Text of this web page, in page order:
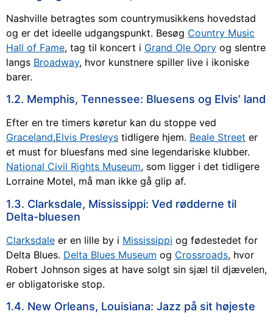
Nashville betragtes som countrymusikkens hovedstad
og er det ideelle udgangspunkt. Besøg Country Music
Hall of Fame, tag til koncert i Grand Ole Opry og slentre
langs Broadway, hvor kunstnere spiller live i ikoniske
barer.
1.2. Memphis, Tennessee: Bluesens og Elvis’ land
Efter en tre timers køretur kan du stoppe ved
Graceland,Elvis Presleys tidligere hjem. Beale Street er
et must for bluesfans med sine legendariske klubber.
National Civil Rights Museum, som ligger i det tidligere
Lorraine Motel, må man ikke gå glip af.
1.3. Clarksdale, Mississippi: Ved rødderne til
Delta-bluesen
Clarksdale er en lille by i Mississippi og fødestedet for
Delta Blues. Delta Blues Museum og Crossroads, hvor
Robert Johnson siges at have solgt sin sjæl til djævelen,
er obligatoriske stop.
1.4. New Orleans, Louisiana: Jazz på sit højeste